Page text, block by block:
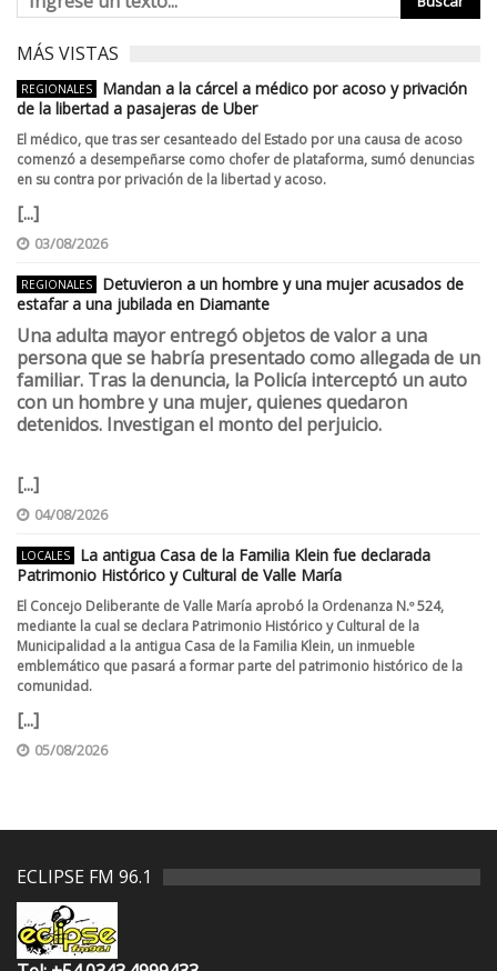
MÁS VISTAS
REGIONALES
Mandan a la cárcel a médico por acoso y privación
de la libertad a pasajeras de Uber
El médico, que tras ser cesanteado del Estado por una causa de acoso
comenzó a desempeñarse como chofer de plataforma, sumó denuncias
en su contra por privación de la libertad y acoso.
[...]
03/08/2026
REGIONALES
Detuvieron a un hombre y una mujer acusados de
estafar a una jubilada en Diamante
Una adulta mayor entregó objetos de valor a una
persona que se habría presentado como allegada de un
familiar. Tras la denuncia, la Policía interceptó un auto
con un hombre y una mujer, quienes quedaron
detenidos. Investigan el monto del perjuicio.
[...]
04/08/2026
LOCALES
La antigua Casa de la Familia Klein fue declarada
Patrimonio Histórico y Cultural de Valle María
El Concejo Deliberante de Valle María aprobó la Ordenanza N.º 524,
mediante la cual se declara Patrimonio Histórico y Cultural de la
Municipalidad a la antigua Casa de la Familia Klein, un inmueble
emblemático que pasará a formar parte del patrimonio histórico de la
comunidad.
[...]
05/08/2026
ECLIPSE FM 96.1